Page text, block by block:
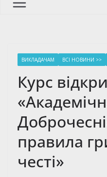
ВИКЛАДАЧАМ ВСІ НОВИНИ >>
Курс
правила
честі»